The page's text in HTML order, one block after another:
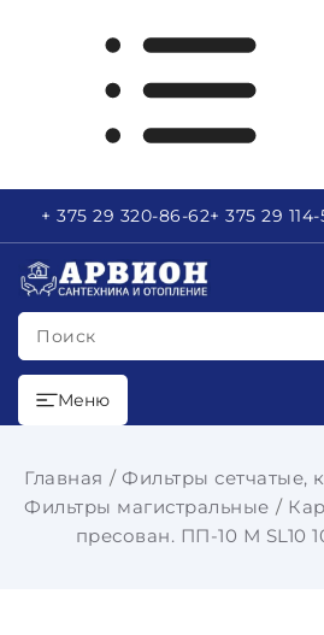
+ 375 29 320-86-62+ 375 29
Поиск
Меню
Главная
Фильтры сетчатые,
Фильтры магистральные
пресован. ПП-10 М SL10